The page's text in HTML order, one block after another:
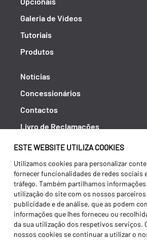
ESTE WEBSITE UTILIZA COOKIES
Utilizamos cookies para personalizar
fornecer funcionalidades de redes sociais
tráfego. Também partilhamos informações
utilização do site com os nossos
publicidade e de análise, que as podem
informações que lhes forneceu ou
da sua utilização dos respetivos serviços.
nossos cookies se continuar a utilizar o
Galeria de Vídeos
Tutoriais
Produtos
Notícias
Concessionários
Contactos
Livro de Reclamações
Política de Privacidade
Canal de Denúncias (RGPC)
Termos e condições